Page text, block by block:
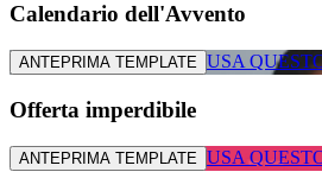
Calendario dell'Avvento
ANTEPRIMA TEMPLATE USA
Offerta imperdibile
ANTEPRIMA TEMPLATE USA